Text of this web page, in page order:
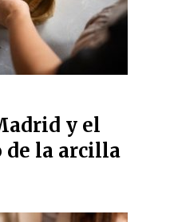
y el
de la arcilla